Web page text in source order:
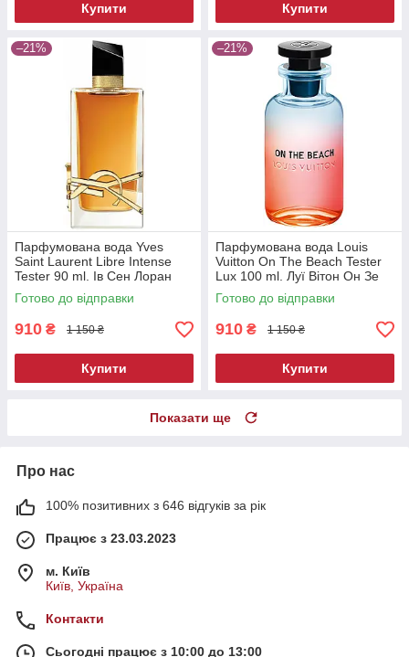
Купити Купити
–21%
Парфумована вода Yves
Saint Laurent Libre Intense
Tester 90 ml. Ів Сен Лоран
Лібре Інтенс Тестер 90 мл
Готово до відправки
910 ₴ 1 150 ₴
Купити
–21%
Парфумована вода Louis
Vuitton On The Beach Tester
Lux 100 ml. Луї Вітон Он Зе
Біч Тестер Люкс 100 мл.
Готово до відправки
910 ₴ 1 150 ₴
Купити
Показати ще
Про нас
100% позитивних з 646 відгуків за рік
Працює з 23.03.2023
м. Київ
Київ, Україна
Контакти
Сьогодні працює з 10:00 до 13:00